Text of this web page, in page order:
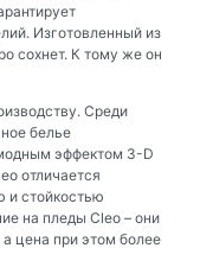
Изготовленный из
сохнет. К тому же он
Среди
белье
эффектом 3-D
отличается
и стойкостью
на пледы Cleo – они
цена при этом более